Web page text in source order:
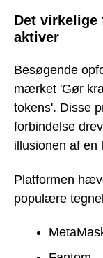
Det
aktiver
Besøgende
mærket 'Gør
tokens'. Disse
forbindelse
illusionen af en
Platformen
populære